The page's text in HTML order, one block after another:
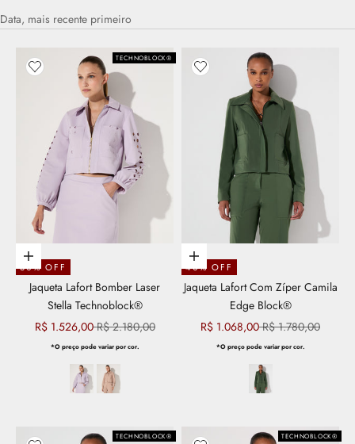
Data, mais recente primeiro
TECHNOBLOCK®
Adicionar aos favoritos
Escolher opções
30% OFF
Jaqueta Lafort Bomber Laser
Stella Technoblock®
Preço promocional
R$ 1.526,00Preço normal
R$ 2.180,00
*O preço pode variar por cor.
Adicionar aos favoritos
Escolher opções
40% OFF
Jaqueta Lafort Com Zíper Camila
Edge Block®
Preço promocional
R$ 1.068,00Preço normal
R$ 1.780,00
*O preço pode variar por cor.
TECHNOBLOCK®
TECHNOBLOCK®